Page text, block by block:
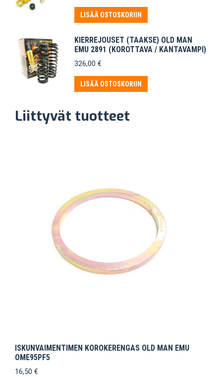
oli:
165,50 €.
on:
150,00 €.
LISÄÄ OSTOSKORIIN
KIERREJOUSET (TAAKSE) OLD MAN
EMU 2891 (KOROTTAVA / KANTAVAMPI)
326,00 €
LISÄÄ OSTOSKORIIN
Liittyvät tuotteet
ISKUNVAIMENTIMEN KOROKERENGAS OLD MAN EMU
OME95PF5
16,50 €